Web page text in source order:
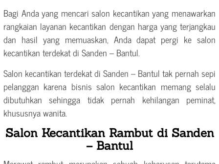
Bagi Anda yang mencari salon kecantikan yang menawarkan
rangkaian layanan kecantikan dengan harga yang terjangkau
dan hasil yang memuaskan, Anda dapat pergi ke salon
kecantikan terdekat di Sanden – Bantul.
Salon kecantikan terdekat di Sanden – Bantul tak pernah sepi
pelanggan karena bisnis salon kecantikan memang selalu
dibutuhkan sehingga tidak pernah kehilangan peminat,
khususnya wanita.
Salon Kecantikan Rambut di Sanden
– Bantul